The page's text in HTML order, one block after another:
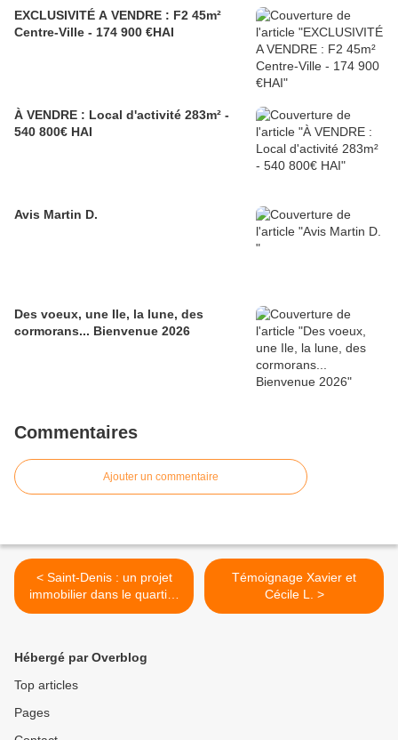
EXCLUSIVITÉ A VENDRE : F2 45m²
Centre-Ville - 174 900 €HAI
À VENDRE : Local d'activité 283m² -
540 800€ HAI
Avis Martin D.
Des voeux, une Ile, la lune, des
cormorans... Bienvenue 2026
Commentaires
Ajouter un commentaire
< Saint-Denis : un projet
immobilier dans le quartier
Pleyel-Confluence
Témoignage Xavier et
Cécile L. >
Hébergé par Overblog
Top articles
Pages